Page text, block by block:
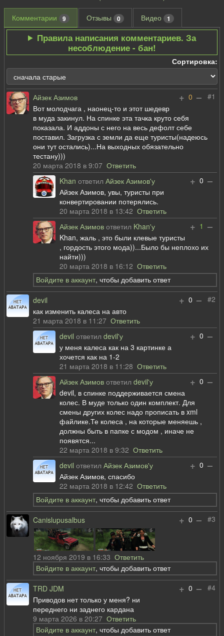
Комментарии 9 Отзывы 0 Видео 1
Правила написания комментариев. За
несоблюдение - бан!
Сортировка:
#1
+ 0 –
Айзек Азимов
Вот молодчага , наонец-то и этот шедевр
в муда закинул. На спинке эта тачка круто себя
показала. И аддоны с него на весь дефолт себе
поставил. Загрузка с земли да еще туристы(надеюсь
они тут остались)...На выходных обязательно
тестану)))
20 марта 2018 в 9:07Ответить
+ 0 –
Khan ответилАйзек Азимов'у
Айзек Азимов, увы, туристы при
конвертировании потерялись.
20 марта 2018 в 13:42Ответить
+ 1 –
Айзек Азимов ответил Khan'у
Khan, жаль , это были клевые туристы
, гордость этого мода))...Было бы неплохо их
найти)))
20 марта 2018 в 16:12Ответить
Войдите в аккаунт, чтобы добавить ответ
#2
+ 0 –
devil
как изменить калеса на авто
21 марта 2018 в 11:27Ответить
+ 0 –
devil ответилdevil'у
у меня калеса как на 3 картинке а
хочется как на 1-2
21 марта 2018 в 11:28Ответить
+ 0 –
Айзек Азимов ответилdevil'у
devil, в спинке поддерживается смена
колес. В муде только один комплект. Для
смены других колес надо прописать в xml
файлике.Те колеса , на которые меняешь ,
должны быть в папке с модом , иначе не
появятся...
22 марта 2018 в 9:32Ответить
+ 0 –
devil ответилАйзек Азимов'у
Айзек Азимов, спасибо
22 марта 2018 в 12:42Ответить
Войдите в аккаунт, чтобы добавить ответ
#3
+ 0 –
Canislupusalbus
12 ноября 2019 в 16:33Ответить
Войдите в аккаунт, чтобы добавить ответ
#4
+ 0 –
TRD JDM
Приводов нет только у меня? ни
переднего ни заднего кардана
9 марта 2026 в 20:27Ответить
Войдите в аккаунт, чтобы добавить ответ